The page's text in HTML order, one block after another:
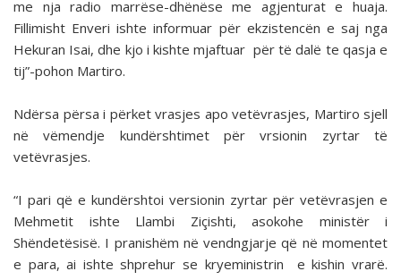
me nja radio marrëse-dhënëse me agjenturat e huaja.
Fillimisht Enveri ishte informuar për ekzistencën e saj nga
Hekuran Isai, dhe kjo i kishte mjaftuar për të dalë te qasja e
tij”-pohon Martiro.
Ndërsa përsa i përket vrasjes apo vetëvrasjes, Martiro sjell
në vëmendje kundërshtimet për vrsionin zyrtar të
vetëvrasjes.
“I pari që e kundërshtoi versionin zyrtar për vetëvrasjen e
Mehmetit ishte Llambi Ziçishti, asokohe ministër i
Shëndetësisë. I pranishëm në vendngjarje që në momentet
e para, ai ishte shprehur se kryeministrin e kishin vrarë.